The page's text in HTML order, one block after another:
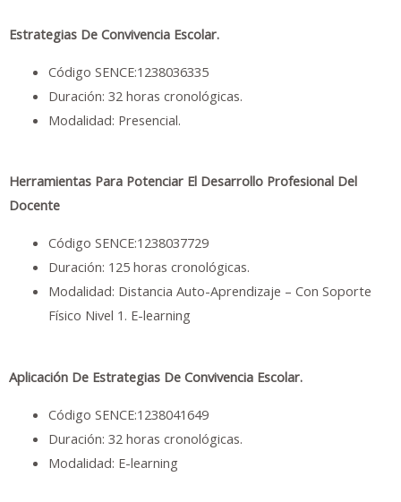
Estrategias De Convivencia Escolar.
Código SENCE:1238036335
Duración: 32 horas cronológicas.
Modalidad: Presencial.
Herramientas Para Potenciar El Desarrollo Profesional Del
Docente
Código SENCE:1238037729
Duración: 125 horas cronológicas.
Modalidad: Distancia Auto-Aprendizaje – Con Soporte
Físico Nivel 1. E-learning
Aplicación De Estrategias De Convivencia Escolar.
Código SENCE:1238041649
Duración: 32 horas cronológicas.
Modalidad: E-learning